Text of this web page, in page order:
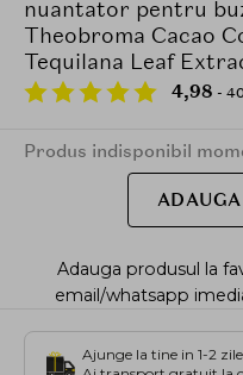
nuantator pentru
Theobroma Cacao
Tequilana Leaf
4,98 -
Produs indisponibil
Adauga produsul la
email/whatsapp
Ajunge la tine in 1-2